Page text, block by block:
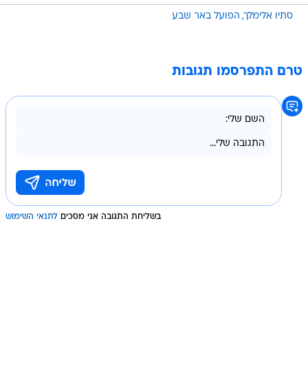
סתיו אלימלך הפועל באר שבע
טרם התפרסמו תגובות
בשליחת התגובה אני מסכים לתנאי השימוש